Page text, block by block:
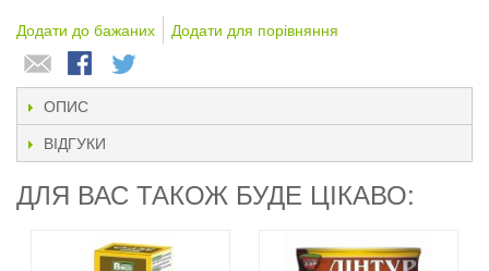
Додати до бажаних
Додати для порівняння
ОПИС
ВІДГУКИ
ДЛЯ ВАС ТАКОЖ БУДЕ ЦІКАВО: